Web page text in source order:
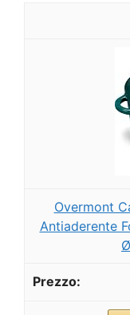
Overmont
Antiaderente